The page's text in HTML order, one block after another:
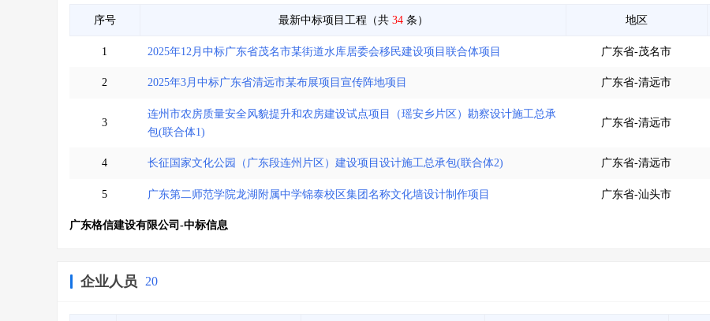
序号 最新中标项目工程（共 34条） 地区
1 2025年12月中标广东省茂名市某街道水库居委会移民建设项目联合体项目 广东省-茂名市
2 2025年3月中标广东省清远市某布展项目宣传阵地项目 广东省-清远市
3
连州市农房质量安全风貌提升和农房建设试点项目（瑶安乡片区）勘察设计施工总承
包(联合体1)
广东省-清远市
4 长征国家文化公园（广东段连州片区）建设项目设计施工总承包(联合体2) 广东省-清远市
5 广东第二师范学院龙湖附属中学锦泰校区集团名称文化墙设计制作项目 广东省-汕头市
广东格信建设有限公司-中标信息
企业人员 20